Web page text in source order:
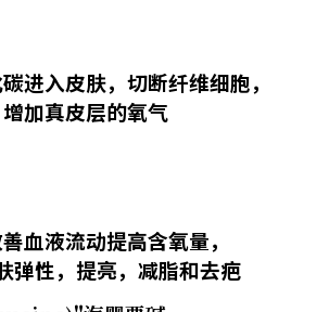
进入皮肤，切断纤维细胞，
增加真皮层的氧气
血液流动提高含氧量，
弹性，提亮，减脂和去疤